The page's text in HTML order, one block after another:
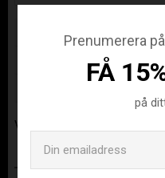
Lagerstatus
Visa alla produkter från
ANDRA
Prenumerera
FÅ
på